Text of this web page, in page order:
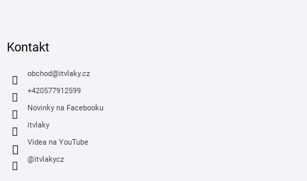
Kontakt
obchod@itvlaky.cz
+420577912599
Novinky na Facebooku
itvlaky
Videa na YouTube
@itvlakycz